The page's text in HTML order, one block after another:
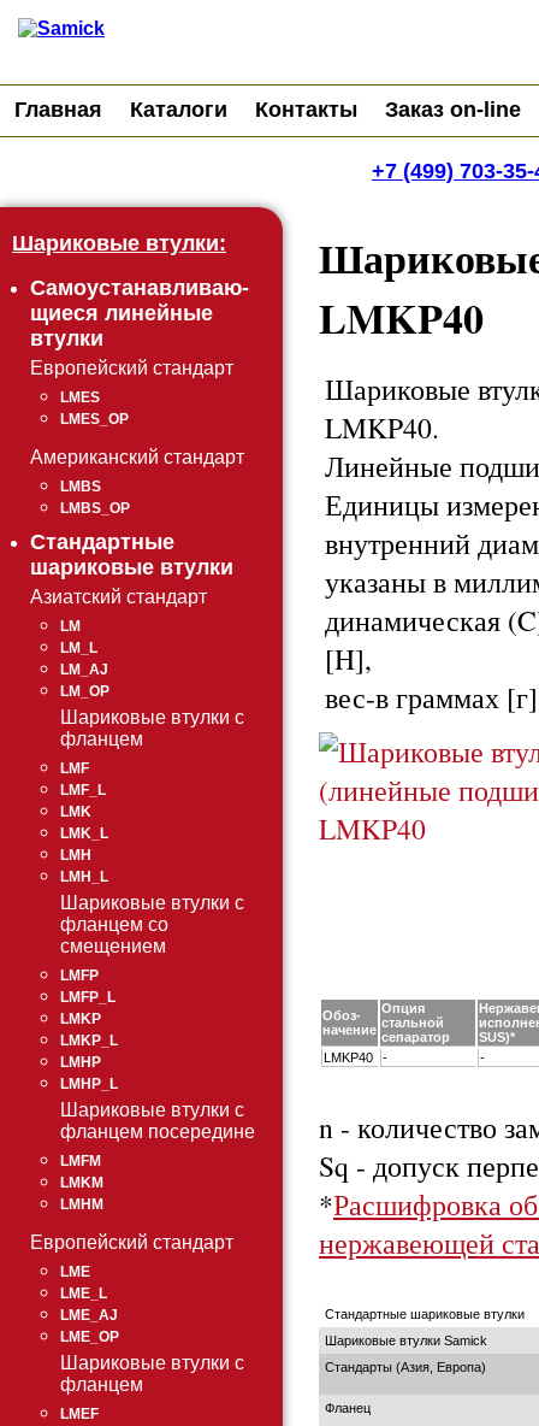
Главная Каталоги Контакты Заказ on-line
+7 (499) 703-35-
LMKP40
Шариковые
LMKP40.
Линейные
Единицы
внутренний
указаны в
динамическая
[H],
вес-в граммах [г]
Обоз-
начение
Опция
стальной
сепаратор
SUS)*
LMKP40
- -
n - количество
Sq - допуск
*Расшифровка
нержавеющей
Стандартные шариковые втулки
Шариковые втулки Samick
Стандарты (Азия, Европа)
Фланец
Шариковые втулки:
Самоустанавливаю-
щиеся линейные
втулки
Европейский стандарт
LMES
LMES_OP
Американский стандарт
LMBS
LMBS_OP
Стандартные
шариковые втулки
Азиатский стандарт
LM
LM_L
LM_AJ
LM_OP
Шариковые втулки с
фланцем
LMF
LMF_L
LMK
LMK_L
LMH
LMH_L
Шариковые втулки с
фланцем со
смещением
LMFP
LMFP_L
LMKP
LMKP_L
LMHP
LMHP_L
Шариковые втулки с
фланцем посередине
LMFM
LMKM
LMHM
Европейский стандарт
LME
LME_L
LME_AJ
LME_OP
Шариковые втулки с
фланцем
LMEF